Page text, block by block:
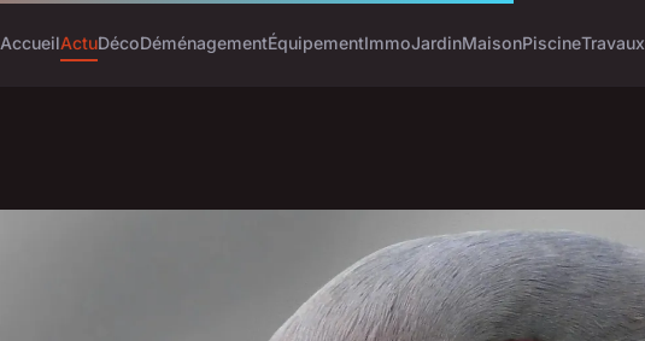
AccueilActuDécoDéménagementÉquipementImmoJardinMaisonPiscineTravaux